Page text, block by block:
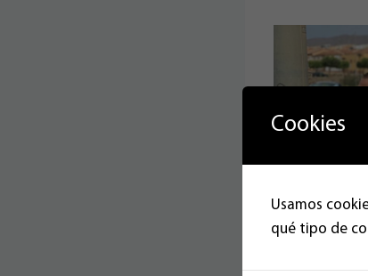
Cookies
Usamos
qué tipo de